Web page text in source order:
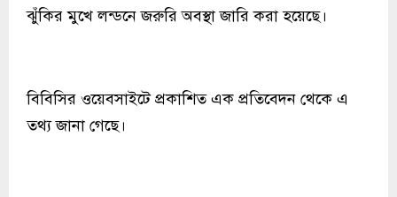
ঝুঁকির মুখে লন্ডনে জরুরি অবস্থা জারি করা হয়েছে।
বিবিসির ওয়েবসাইটে প্রকাশিত এক প্রতিবেদন থেকে এ
তথ্য জানা গেছে।